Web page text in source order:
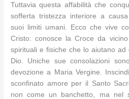
Tuttavia questa affabilità che
sofferta tristezza interiore a
suoi limiti umani. Ecco che vive
Cristo: conosce la Croce da
spirituali e fisiche che lo aiutano
Dio. Uniche sue consolazioni
devozione a Maria Vergine.
sconfinato amore per il Santo
non come un banchetto, ma nel